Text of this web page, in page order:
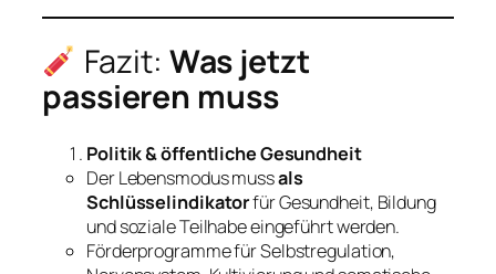
Fazit: Was jetzt
passieren muss
Politik & öffentliche Gesundheit
Der Lebensmodus mussals
Schlüsselindikatorfür Gesundheit, Bildung
und soziale Teilhabe eingeführt werden.
Förderprogramme für Selbstregulation,